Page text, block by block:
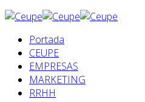
Portada
CEUPE
EMPRESAS
MARKETING
RRHH